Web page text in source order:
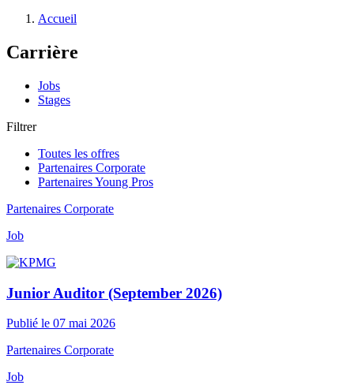
d'Ariane
Accueil
Carrière
Jobs
Stages
Filtrer
Toutes les offres
Partenaires Corporate
Partenaires Young Pros
Partenaires Corporate
Job
Junior Auditor (September 2026)
Publié le 07 mai 2026
Partenaires Corporate
Job